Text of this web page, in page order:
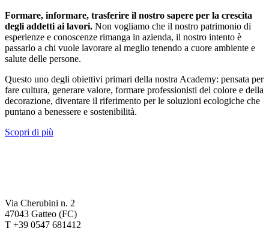
Formare, informare, trasferire il nostro sapere per la crescita
degli addetti ai lavori. Non vogliamo che il nostro patrimonio di
esperienze e conoscenze rimanga in azienda, il nostro intento è
passarlo a chi vuole lavorare al meglio tenendo a cuore ambiente e
salute delle persone.
Questo uno degli obiettivi primari della nostra Academy: pensata per
fare cultura, generare valore, formare professionisti del colore e della
decorazione, diventare il riferimento per le soluzioni ecologiche che
puntano a benessere e sostenibilità.
Scopri di più
Via Cherubini n. 2
47043 Gatteo (FC)
T +39 0547 681412